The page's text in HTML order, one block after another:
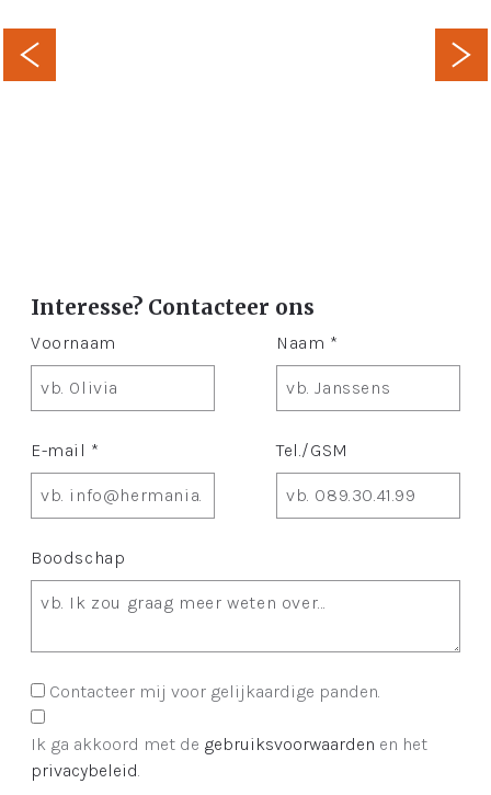
Interesse? Contacteer ons
Voornaam Naam *
E-mail * Tel./GSM
Boodschap
Contacteer mij voor gelijkaardige panden.
Ik ga akkoord met de gebruiksvoorwaarden en het
privacybeleid.